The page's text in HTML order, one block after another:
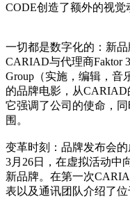
CODE创造了额外的视觉
一切都是数字化的：新
CARIAD与代理商Faktor
Group（实施，编辑，音
的品牌电影，从CARIAD
它强调了公司的使命，
围。
变革时刻：品牌发布会
3月26日，在虚拟活动中
新品牌。在第一次
表以及通讯团队介绍了